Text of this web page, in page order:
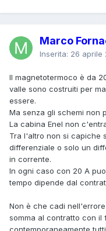
Marco
Inserita: 26 aprile
Il magnetotermoco è da
valle sono costruiti per
essere.
Ma senza gli schemi non
La cabina Enel non
Tra l'altro non si capiche
differenziale o solo un
in corrente.
In ogni caso con 20 A
tempo dipende dal
Non è che cadi
somma al contratto con